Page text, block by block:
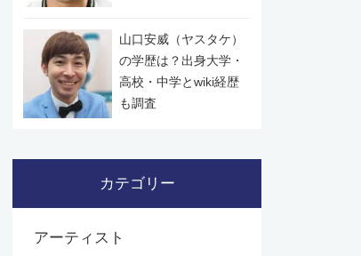
山口安威（ヤスタケ）
の学歴は？出身大学・
高校・中学とwiki経歴
も調査
カテゴリー
アーティスト